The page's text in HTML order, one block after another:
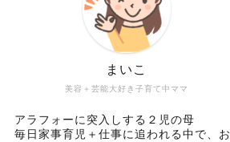
美容＋芸能大好き子育て中ママ
まいこ
アラフォーに突入しする２児の母
毎日家事育児＋仕事に追われる中で、お